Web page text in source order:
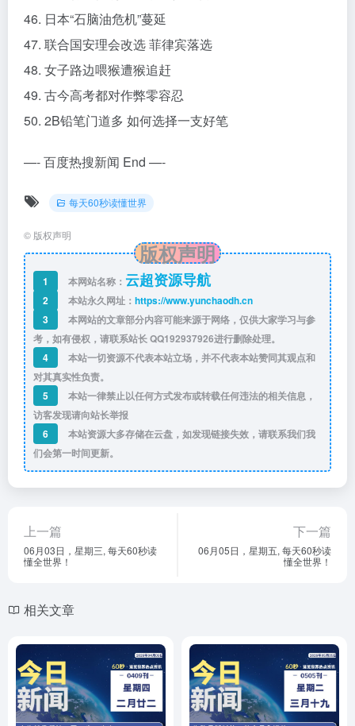
46. 日本“石脑油危机”蔓延
47. 联合国安理会改选 菲律宾落选
48. 女子路边喂猴遭猴追赶
49. 古今高考都对作弊零容忍
50. 2B铅笔门道多 如何选择一支好笔
—- 百度热搜新闻 End —-
每天60秒读懂世界
© 版权声明
版权声明
1 本网站名称： 云超资源导航
2 本站永久网址： https://www.yunchaodh.cn
3
本网站的文章部分内容可能来源于网络，仅供大家学习与参
考，如有侵权，请联系站长 QQ192937926进行删除处理。
4
本站一切资源不代表本站立场，并不代表本站赞同其观点和
对其真实性负责。
5
本站一律禁止以任何方式发布或转载任何违法的相关信息，
访客发现请向站长举报
6
本站资源大多存储在云盘，如发现链接失效，请联系我们我
们会第一时间更新。
上一篇
06月03日，星期三, 每天60秒读
懂全世界！
下一篇
06月05日，星期五, 每天60秒读
懂全世界！
相关文章